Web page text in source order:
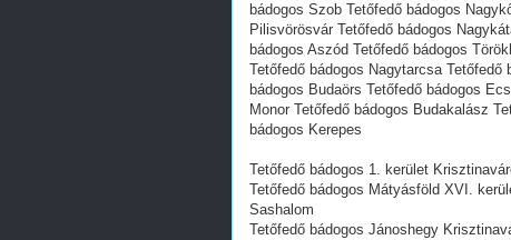
bádogos Szob Tetőfedő bádogos
Pilisvörösvár Tetőfedő bádogos
bádogos Aszód Tetőfedő bádogos
Tetőfedő bádogos Nagytarcsa Tetőfedő
bádogos Budaörs Tetőfedő bádogos
Monor Tetőfedő bádogos Budakalász
bádogos Kerepes
Tetőfedő bádogos 1. kerület
Tetőfedő bádogos Mátyásföld XVI.
Sashalom
Tetőfedő bádogos Jánoshegy